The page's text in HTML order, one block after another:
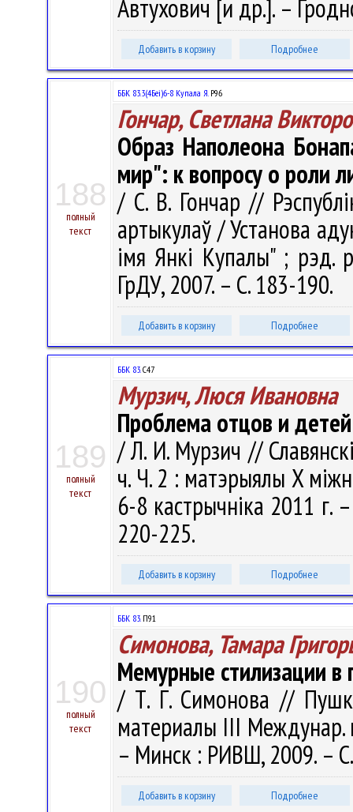
Автухович [и др.]. –
Добавить в корзину Подробнее
188
полный
текст
ББК 83.3(4Беі)6-8 Купала Я.Р96
Гончар, Светлана
Образ Наполеона
мир": к вопросу о роли
/ С. В. Гончар //
артыкулаў / Установа
імя Янкі Купалы" ; рэд.
ГрДУ, 2007. – С. 183-190.
Добавить в корзину Подробнее
189
полный
текст
ББК 83.С47
Мурзич, Люся Ивановна
Проблема отцов и
/ Л. И. Мурзич //
ч. Ч. 2 : матэрыялы X
6-8 кастрычнiка 2011 г.
220-225.
Добавить в корзину Подробнее
190
полный
текст
ББК 83.П91
Симонова, Тамара
Мемурные стилизации
/ Т. Г. Симонова //
материалы III Междунар.
– Минск : РИВШ, 2009. –
Добавить в корзину Подробнее